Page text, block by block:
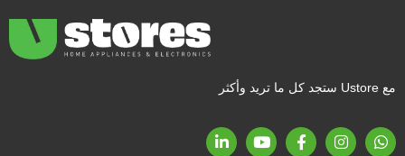
مع Ustore ستجد كل ما تريد وأكثر